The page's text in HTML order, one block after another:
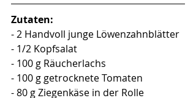
Zutaten:
- 2 Handvoll junge Löwenzahnblätter
- 1/2 Kopfsalat
- 100 g Räucherlachs
- 100 g getrocknete Tomaten
- 80 g Ziegenkäse in der Rolle